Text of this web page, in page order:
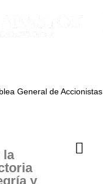
General de Accionistas
la
y